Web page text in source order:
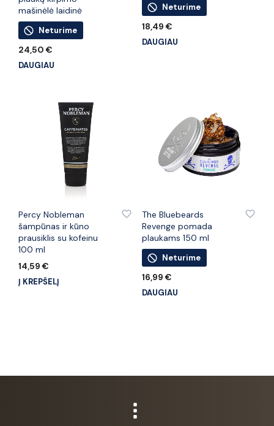
mašinėlė laidinė
Neturime
24,50 €
DAUGIAU
Neturime
18,49 €
DAUGIAU
Percy Nobleman
šampūnas ir kūno
prausiklis su kofeinu
100 ml
14,59 €
Į KREPŠELĮ
The Bluebeards
Revenge pomada
plaukams 150 ml
Neturime
16,99 €
DAUGIAU